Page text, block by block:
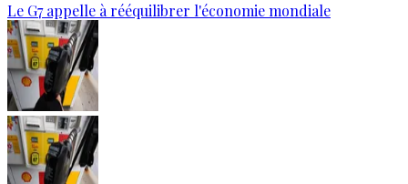
Le G7 appelle à rééquilibrer l'économie mondiale